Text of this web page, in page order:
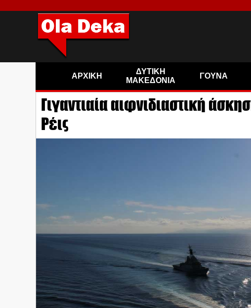
ΑΡΧΙΚΗ
ΔΥΤΙΚΗ
ΜΑΚΕΔΟΝΙΑ
ΓΟΥΝΑ
Γιγαντιαία αιφνιδιαστική
Ρέις